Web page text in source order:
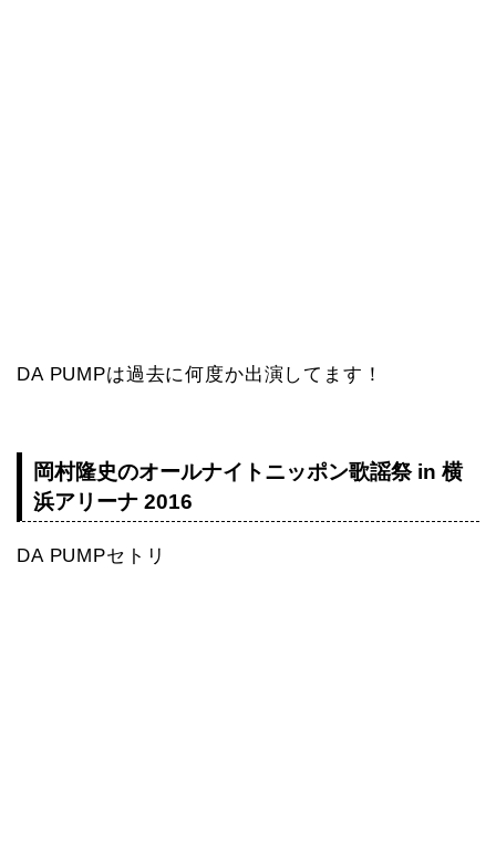
DA PUMPは過去に何度か出演してます！
岡村隆史のオールナイトニッポン歌謡祭 in 横
浜アリーナ 2016
DA PUMPセトリ